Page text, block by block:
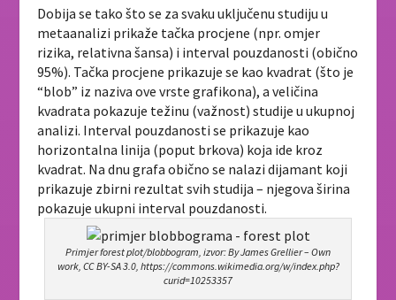
Dobija se tako što se za svaku uključenu studiju u
metaanalizi prikaže tačka procjene (npr. omjer
rizika, relativna šansa) i interval pouzdanosti (obično
95%). Tačka procjene prikazuje se kao kvadrat (što je
“blob” iz naziva ove vrste grafikona), a veličina
kvadrata pokazuje težinu (važnost) studije u ukupnoj
analizi. Interval pouzdanosti se prikazuje kao
horizontalna linija (poput brkova) koja ide kroz
kvadrat. Na dnu grafa obično se nalazi dijamant koji
prikazuje zbirni rezultat svih studija – njegova širina
pokazuje ukupni interval pouzdanosti.
Primjer forest plot/blobbogram, izvor: By James Grellier – Own
work, CC BY-SA 3.0, https://commons.wikimedia.org/w/index.php?
curid=10253357